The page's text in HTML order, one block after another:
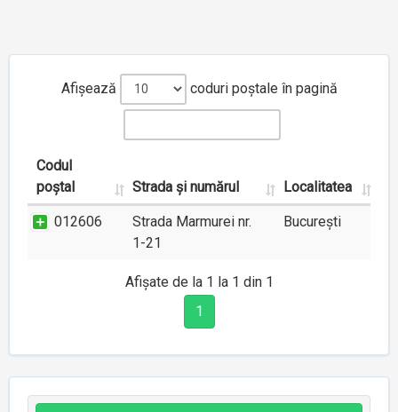
Afișează coduri poștale în pagină
Codul
poștal
Strada și numărul Localitatea
012606
Strada Marmurei nr.
1-21
București
Afișate de la 1 la 1 din 1
1